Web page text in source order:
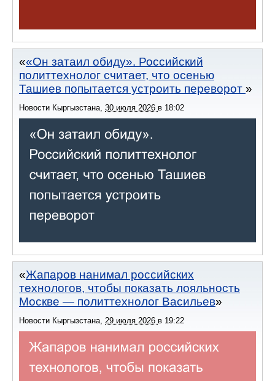
«Он затаил обиду». Российский
политтехнолог считает, что осенью
Ташиев попытается устроить переворот
Новости Кыргызстана, 30 июля 2026 в 18:02
Жапаров нанимал российских
технологов, чтобы показать лояльность
Москве — политтехнолог Васильев
Новости Кыргызстана, 29 июля 2026 в 19:22